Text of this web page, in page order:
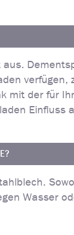
der für
Wasser